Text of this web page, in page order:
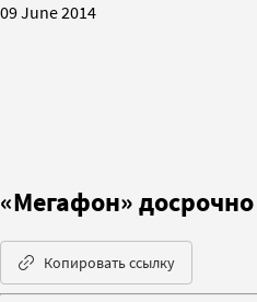
09 June 2014
«Мегафон»
Копировать ссылку